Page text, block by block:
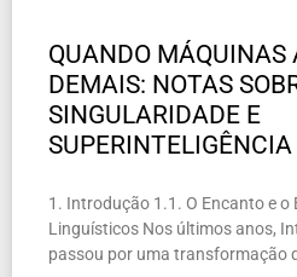
QUANDO MÁQUINAS
DEMAIS: NOTAS
SINGULARIDADE E
SUPERINTELIGÊNCIA
1. Introdução 1.1. O Encanto e
Linguísticos Nos últimos anos,
passou por uma transformação